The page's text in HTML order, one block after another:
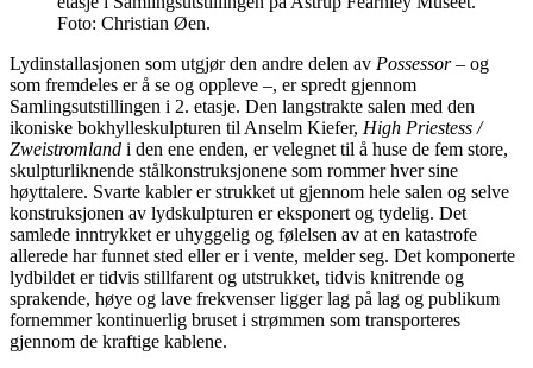
Foto: Christian Øen.
Lydinstallasjonen som utgjør den andre delen av Possessor – og
som fremdeles er å se og oppleve –, er spredt gjennom
Samlingsutstillingen i 2. etasje. Den langstrakte salen med den
ikoniske bokhylleskulpturen til Anselm Kiefer, High Priestess /
Zweistromland i den ene enden, er velegnet til å huse de fem store,
skulpturliknende stålkonstruksjonene som rommer hver sine
høyttalere. Svarte kabler er strukket ut gjennom hele salen og selve
konstruksjonen av lydskulpturen er eksponert og tydelig. Det
samlede inntrykket er uhyggelig og følelsen av at en katastrofe
allerede har funnet sted eller er i vente, melder seg. Det komponerte
lydbildet er tidvis stillfarent og utstrukket, tidvis knitrende og
sprakende, høye og lave frekvenser ligger lag på lag og publikum
fornemmer kontinuerlig bruset i strømmen som transporteres
gjennom de kraftige kablene.